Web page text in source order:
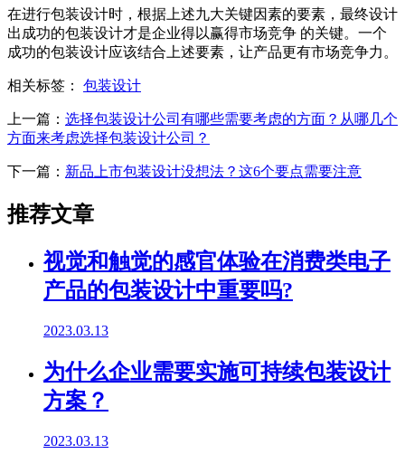
在进行包装设计时，根据上述九大关键因素的要素，最终设计
出成功的包装设计才是企业得以赢得市场竞争 的关键。一个
成功的包装设计应该结合上述要素，让产品更有市场竞争力。
相关标签： 包装设计
上一篇： 选择包装设计公司有哪些需要考虑的方面？从哪几个
方面来考虑选择包装设计公司？
下一篇： 新品上市包装设计没想法？这6个要点需要注意
推荐文章
视觉和触觉的感官体验在消费类电子
产品的包装设计中重要吗?
2023.03.13
为什么企业需要实施可持续包装设计
方案？
2023.03.13